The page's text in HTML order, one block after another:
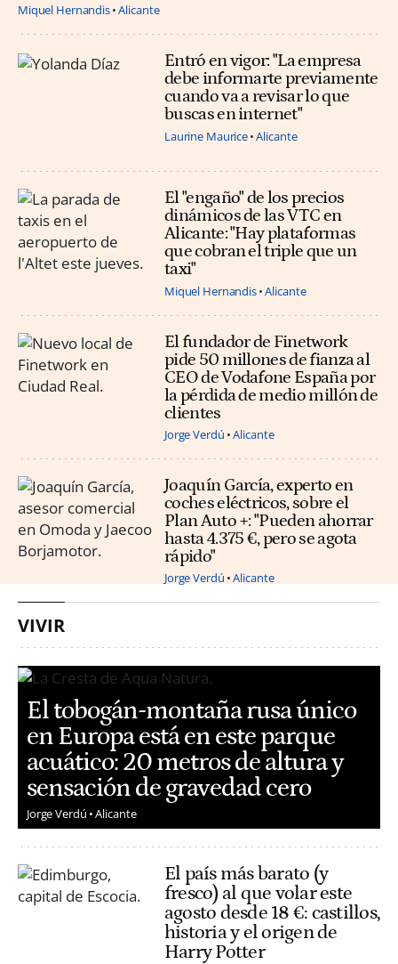
Miquel Hernandis Alicante
Entró en vigor: "La empresa
debe informarte previamente
cuando va a revisar lo que
buscas en internet"
Laurine Maurice Alicante
El "engaño" de los precios
dinámicos de las VTC en
Alicante: "Hay plataformas
que cobran el triple que un
taxi"
Miquel Hernandis Alicante
El fundador de Finetwork
pide 50 millones de fianza al
CEO de Vodafone España por
la pérdida de medio millón de
clientes
Jorge Verdú Alicante
Joaquín García, experto en
coches eléctricos, sobre el
Plan Auto +: "Pueden ahorrar
hasta 4.375 €, pero se agota
rápido"
Jorge Verdú Alicante
VIVIR
El tobogán-montaña rusa único
en Europa está en este parque
acuático: 20 metros de altura y
sensación de gravedad cero
Jorge Verdú Alicante
El país más barato (y
fresco) al que volar este
agosto desde 18 €: castillos,
historia y el origen de
Harry Potter